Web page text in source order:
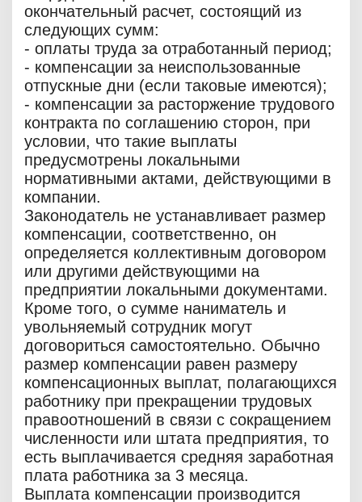
окончательный расчет, состоящий из
следующих сумм:
- оплаты труда за отработанный период;
- компенсации за неиспользованные
отпускные дни (если таковые имеются);
- компенсации за расторжение трудового
контракта по соглашению сторон, при
условии, что такие выплаты
предусмотрены локальными
нормативными актами, действующими в
компании.
Законодатель не устанавливает размер
компенсации, соответственно, он
определяется коллективным договором
или другими действующими на
предприятии локальными документами.
Кроме того, о сумме наниматель и
увольняемый сотрудник могут
договориться самостоятельно. Обычно
размер компенсации равен размеру
компенсационных выплат, полагающихся
работнику при прекращении трудовых
правоотношений в связи с сокращением
численности или штата предприятия, то
есть выплачивается средняя заработная
плата работника за 3 месяца.
Выплата компенсации производится